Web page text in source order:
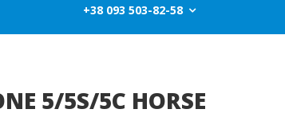
+38 093 503-82-58
5/5S/5C HORSE